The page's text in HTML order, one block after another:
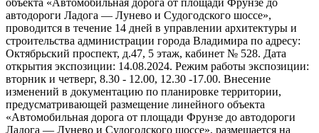
автодороги Ладога — Лунево и Судогодского шоссе»,
проводится в течение 14 дней в управлении архитектуры и
строительства администрации города Владимира по адресу:
Октябрьский проспект, д.47, 5 этаж, кабинет № 528. Дата
открытия экспозиции: 14.08.2024. Режим работы экспозиции:
вторник и четверг, 8.30 - 12.00, 12.30 -17.00. Внесение
изменений в документацию по планировке территории,
предусматривающей размещение линейного объекта
«Автомобильная дорога от площади Фрунзе до автодороги
Ладога — Лунево и Судогодского шоссе», размещается на